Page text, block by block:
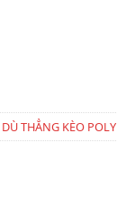
DÙ THẲNG KÈO POLY